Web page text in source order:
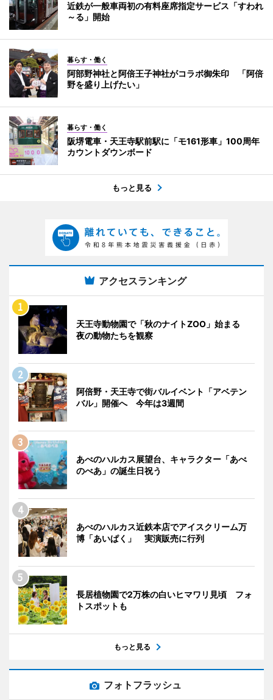
近鉄が一般車両初の有料座席指定サービス「すわれ
～る」開始
暮らす・働く
阿部野神社と阿倍王子神社がコラボ御朱印 「阿倍
野を盛り上げたい」
暮らす・働く
阪堺電車・天王寺駅前駅に「モ161形車」100周年
カウントダウンボード
もっと見る
アクセスランキング
天王寺動物園で「秋のナイトZOO」始まる
夜の動物たちを観察
阿倍野・天王寺で街バルイベント「アベテン
バル」開催へ 今年は3週間
あべのハルカス展望台、キャラクター「あべ
のべあ」の誕生日祝う
あべのハルカス近鉄本店でアイスクリーム万
博「あいぱく」 実演販売に行列
長居植物園で2万株の白いヒマワリ見頃 フォ
トスポットも
もっと見る
フォトフラッシュ